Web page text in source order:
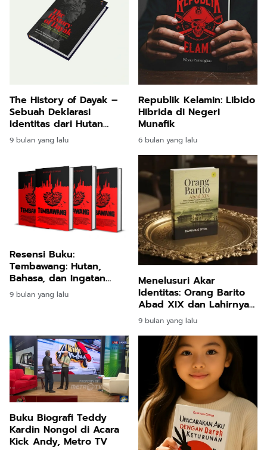
The History of Dayak –
Sebuah Deklarasi
Identitas dari Hutan
Borneo
9 bulan yang lalu
Republik Kelamin: Libido
Hibrida di Negeri
Munafik
6 bulan yang lalu
Resensi Buku:
Tembawang: Hutan,
Bahasa, dan Ingatan
yang Menolak Ditebang
9 bulan yang lalu
Menelusuri Akar
Identitas: Orang Barito
Abad XIX dan Lahirnya
Etnis Banjar
9 bulan yang lalu
Buku Biografi Teddy
Kardin Nongol di Acara
Kick Andy, Metro TV